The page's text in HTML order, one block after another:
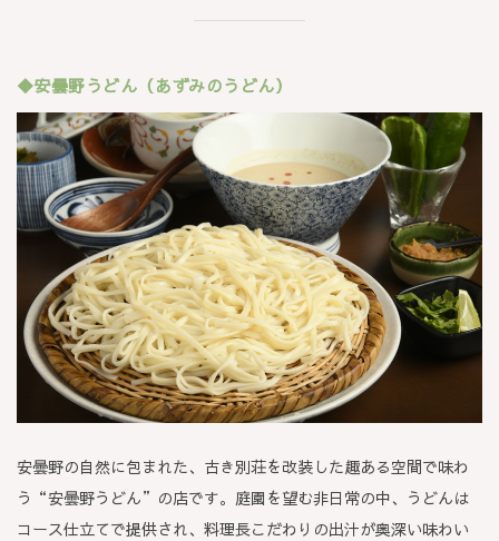
◆安曇野うどん（あずみのうどん）
安曇野の自然に包まれた、古き別荘を改装した趣ある空間で味わ
う“安曇野うどん”の店です。庭園を望む非日常の中、うどんは
コース仕立てで提供され、料理長こだわりの出汁が奥深い味わい